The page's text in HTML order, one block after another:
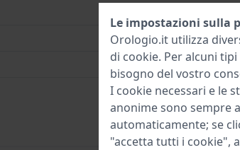
21
3 Bar
2
Le impostazioni sulla
Orologio.it utilizza
di cookie. Per alcuni
bisogno del vostro
I cookie necessari e le
anonime sono sempre
automaticamente; se
"accetta tutti i cookie",